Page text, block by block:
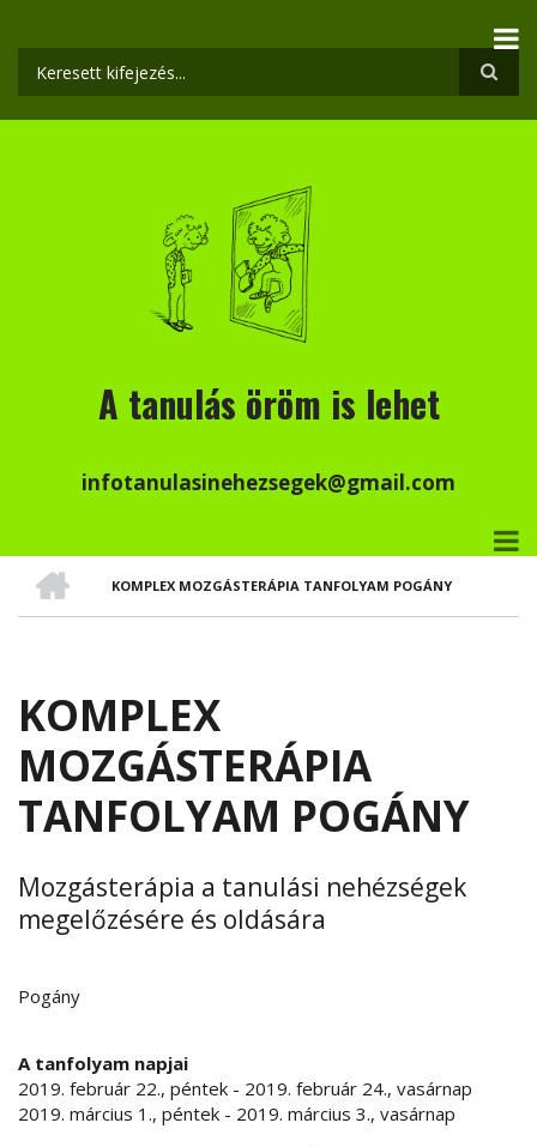
tartalomra
Keresés
A tanulás öröm is lehet
infotanulasinehezsegek@gmail.com
MORZSA
KOMPLEX MOZGÁSTERÁPIA TANFOLYAM POGÁNY
KOMPLEX
MOZGÁSTERÁPIA
TANFOLYAM POGÁNY
Mozgásterápia a tanulási nehézségek
megelőzésére és oldására
Pogány
A tanfolyam napjai
2019. február 22., péntek - 2019. február 24., vasárnap
2019. március 1., péntek - 2019. március 3., vasárnap